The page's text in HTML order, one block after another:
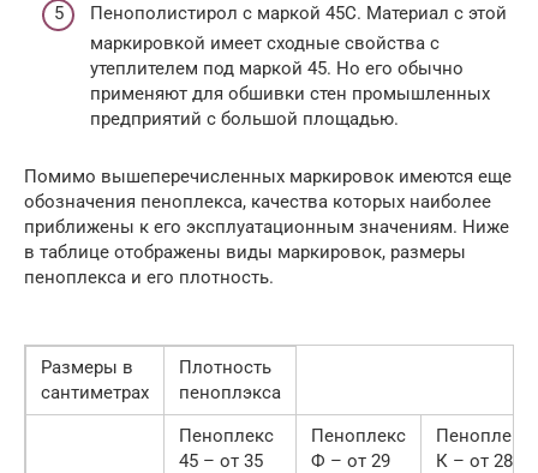
Пенополистирол с маркой 45С. Материал с этой
маркировкой имеет сходные свойства с
утеплителем под маркой 45. Но его обычно
применяют для обшивки стен промышленных
предприятий с большой площадью.
Помимо вышеперечисленных маркировок имеются еще
обозначения пеноплекса, качества которых наиболее
приближены к его эксплуатационным значениям. Ниже
в таблице отображены виды маркировок, размеры
пеноплекса и его плотность.
Размеры в
сантиметрах
Плотность
пеноплэкса
Пеноплекс
45 – от 35
Пеноплекс
Ф – от 29
Пеноплекс
К – от 28